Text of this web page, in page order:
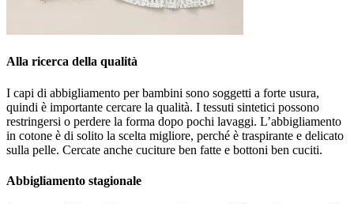
Alla ricerca della qualità
I capi di abbigliamento per bambini sono soggetti a forte usura,
quindi è importante cercare la qualità. I tessuti sintetici possono
restringersi o perdere la forma dopo pochi lavaggi. L’abbigliamento
in cotone è di solito la scelta migliore, perché è traspirante e delicato
sulla pelle. Cercate anche cuciture ben fatte e bottoni ben cuciti.
Abbigliamento stagionale